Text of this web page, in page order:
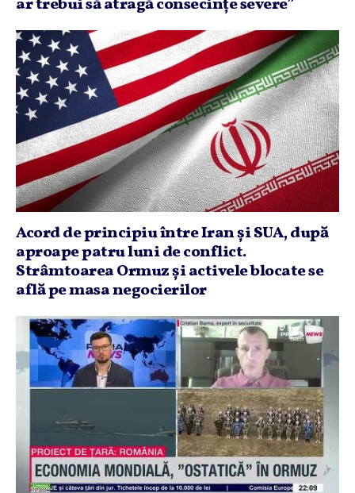
Acord de principiu între Iran şi SUA, după
aproape patru luni de conflict.
Strâmtoarea Ormuz şi activele blocate se
află pe masa negocierilor